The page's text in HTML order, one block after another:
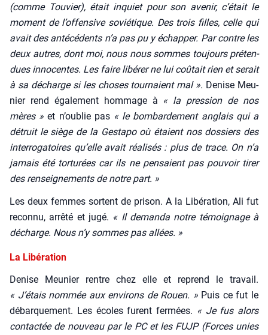
(comme Tou­vier), était inquiet pour son ave­nir, c’é­tait le
moment de l’of­fen­sive sovié­tique. Des trois filles, celle qui
avait des anté­cé­dents n’a pas pu y échap­per. Par contre les
deux autres, dont moi, nous nous sommes tou­jours pré­ten­
dues inno­centes. Les faire libé­rer ne lui coû­tait rien et serait
à sa décharge si les choses tour­naient mal ». Denise Meu­
nier rend éga­le­ment hom­mage à « la pres­sion de nos
mères »et n’ou­blie pas« le bom­bar­de­ment anglais qui a
détruit le siège de la Ges­ta­po où étaient nos dos­siers des
inter­ro­ga­toires qu’elle avait réa­li­sés : plus de trace. On n’a
jamais été tor­tu­rées car ils ne pen­saient pas pou­voir tirer
des ren­sei­gne­ments de notre part. »
Les deux femmes sortent de pri­son. A la Libé­ra­tion, Ali fut
recon­nu, arrê­té et jugé. « Il deman­da notre témoi­gnage à
décharge. Nous n’y sommes pas allées. »
La Libération
Denise Meu­nier rentre chez elle et reprend le tra­vail.
« J’étais nom­mée aux envi­rons de Rouen. »Puis ce fut le
débar­que­ment. Les écoles furent fer­mées. « Je fus alors
contac­tée de nou­veau par le PC et les FUJP (Forces unies